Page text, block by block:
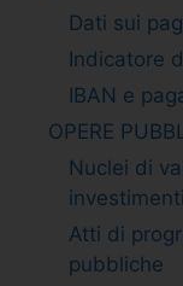
Dati sui
Indicatore
IBAN e
OPERE
Nuclei di
Atti di
pubbliche